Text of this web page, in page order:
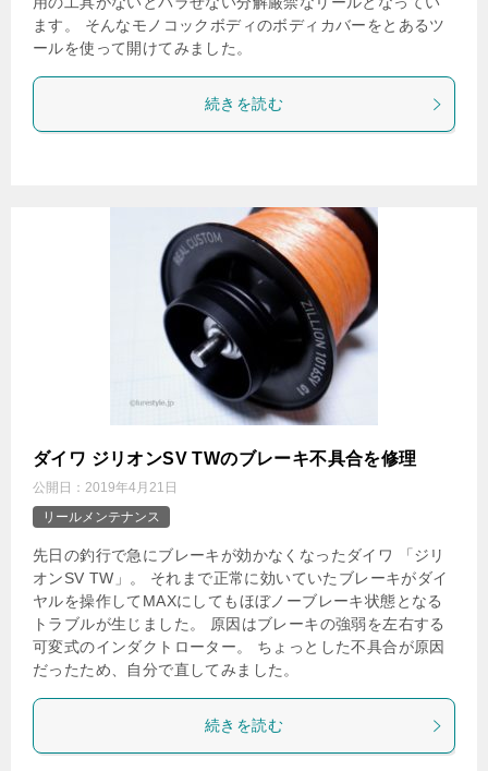
ます。 そんなモノコックボディのボディカバーをとあるツ
ールを使って開けてみました。
続きを読む
ダイワ ジリオンSV TWのブレーキ不具合を修理
公開日： 2019年4月21日
リールメンテナンス
先日の釣行で急にブレーキが効かなくなったダイワ 「ジリ
オンSV TW」。 それまで正常に効いていたブレーキがダイ
ヤルを操作してMAXにしてもほぼノーブレーキ状態となる
トラブルが生じました。 原因はブレーキの強弱を左右する
可変式のインダクトローター。 ちょっとした不具合が原因
だったため、自分で直してみました。
続きを読む